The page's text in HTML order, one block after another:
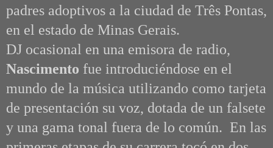
padres adoptivos a la ciudad de Três Pontas,
en el estado de Minas Gerais.
DJ ocasional en una emisora de radio,
Nascimento fue introduciéndose en el
mundo de la música utilizando como tarjeta
de presentación su voz, dotada de un falsete
y una gama tonal fuera de lo común. En las